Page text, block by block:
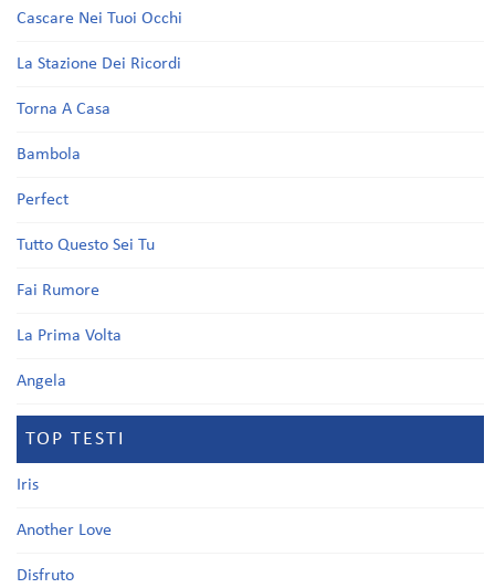
Cascare Nei Tuoi Occhi
La Stazione Dei Ricordi
Torna A Casa
Bambola
Perfect
Tutto Questo Sei Tu
Fai Rumore
La Prima Volta
Angela
TOP TESTI
Iris
Another Love
Disfruto